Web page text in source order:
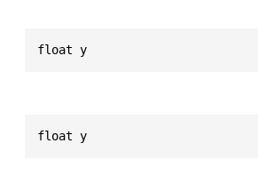
float y
float y